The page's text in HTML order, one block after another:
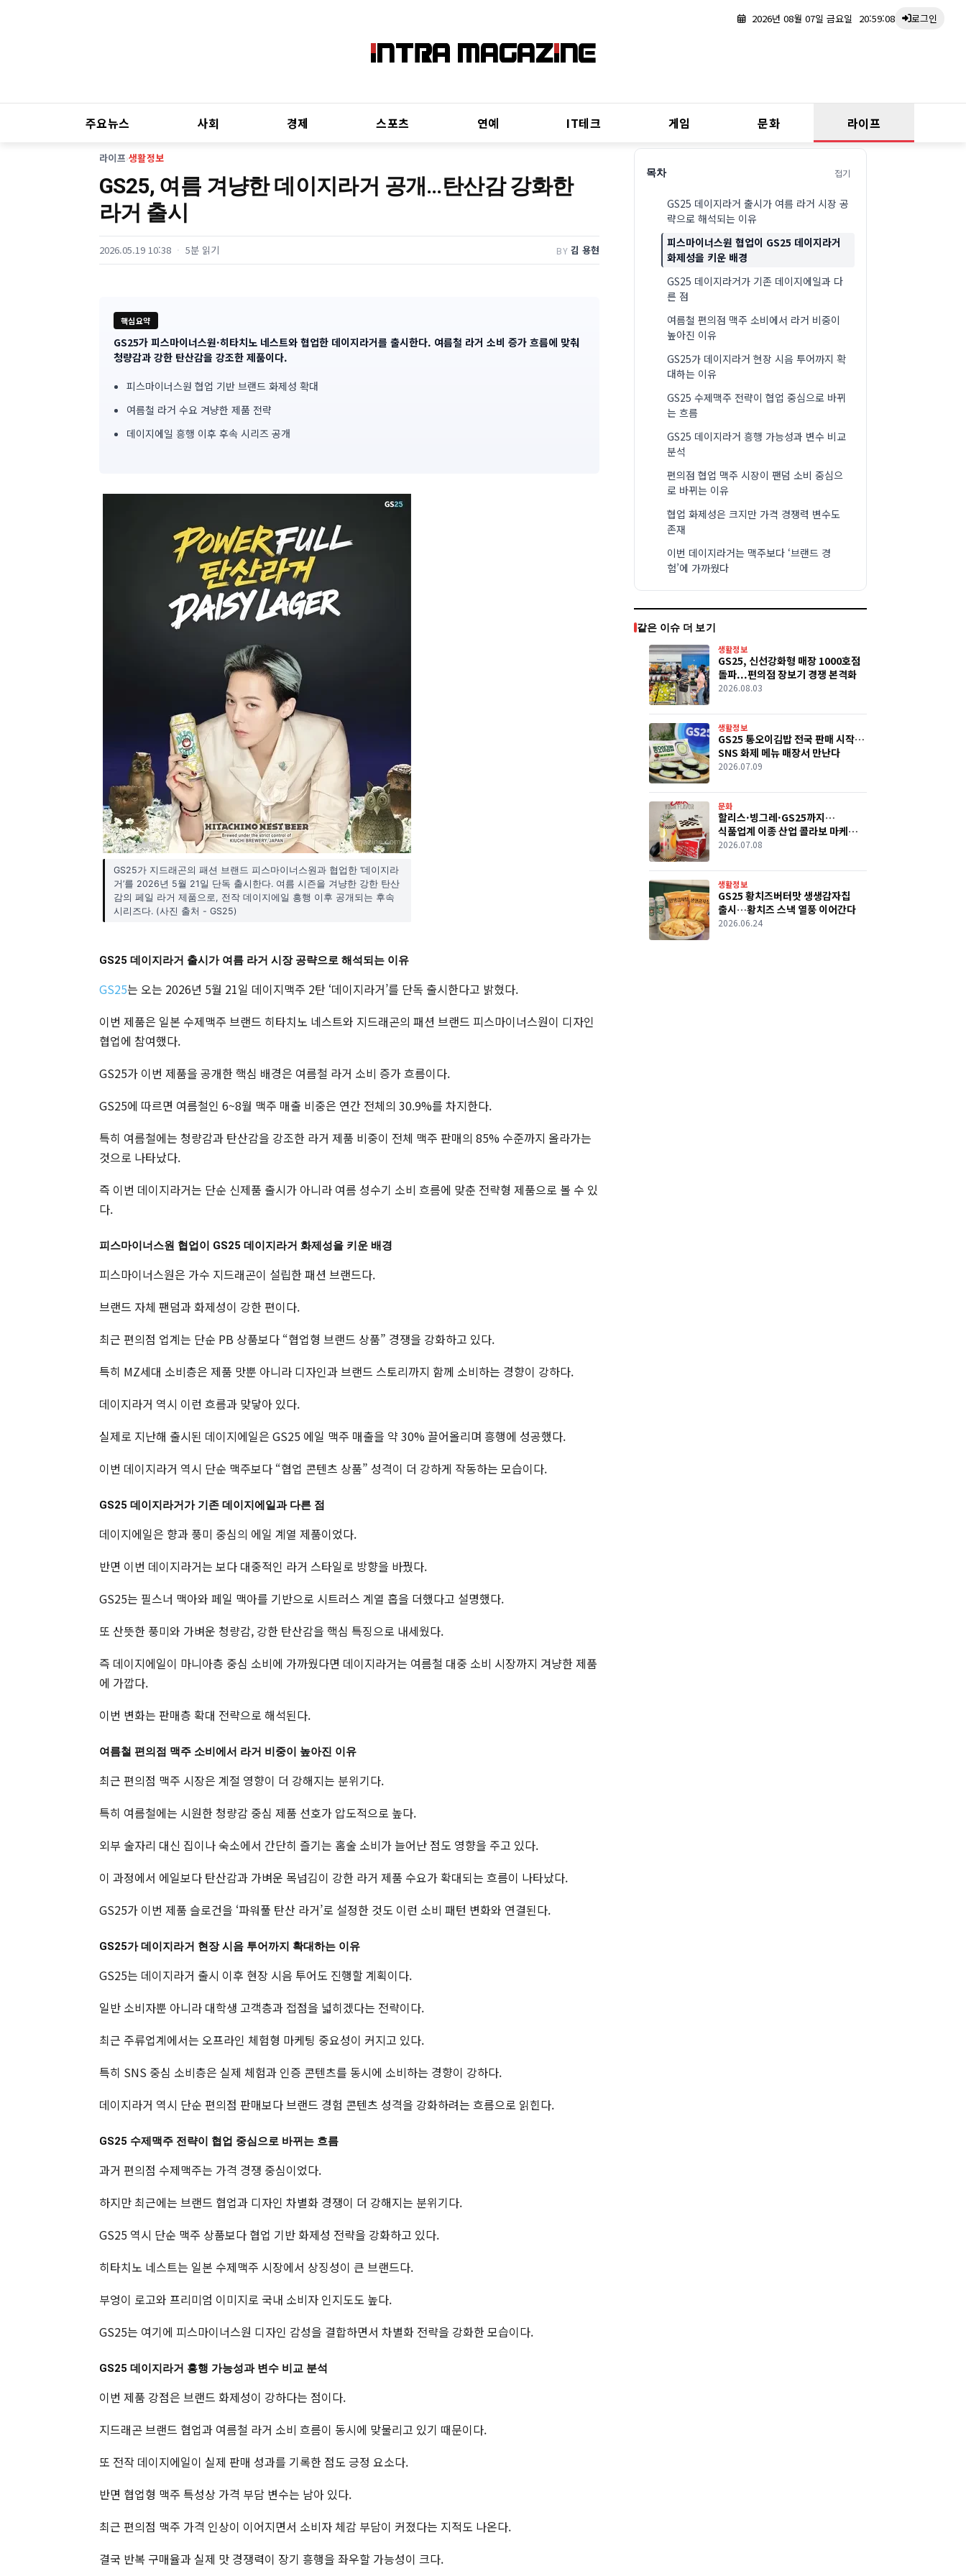
2026년 08월 07일 금요일 20:59:09 로그인
주요뉴스 사회 경제 스포츠 연예 IT테크 게임 문화 라이프
라이프›생활정보
GS25, 여름 겨냥한 데이지라거 공개…탄산감 강화한
라거 출시
2026.05.19 10:38 5분 읽기 BY 김 용현
핵심요약
기
심
GS25가 피스마이너스원·히타치노 네스트와 협업한 데이지라거를 출시한다. 여름철 라거 소비 증가 흐름에 맞춰
청량감과 강한 탄산감을 강조한 제품이다.
피스마이너스원 협업 기반 브랜드 화제성 확대
여름철 라거 수요 겨냥한 제품 전략
데이지에일 흥행 이후 후속 시리즈 공개
GS25가 지드래곤의 패션 브랜드 피스마이너스원과 협업한 ‘데이지라
거’를 2026년 5월 21일 단독 출시한다. 여름 시즌을 겨냥한 강한 탄산
감의 페일 라거 제품으로, 전작 데이지에일 흥행 이후 공개되는 후속
시리즈다. (사진 출처 - GS25)
GS25 데이지라거 출시가 여름 라거 시장 공략으로 해석되는 이유
GS25는 오는 2026년 5월 21일 데이지맥주 2탄 ‘데이지라거’를 단독 출시한다고 밝혔다.
이번 제품은 일본 수제맥주 브랜드 히타치노 네스트와 지드래곤의 패션 브랜드 피스마이너스원이 디자인
협업에 참여했다.
GS25가 이번 제품을 공개한 핵심 배경은 여름철 라거 소비 증가 흐름이다.
GS25에 따르면 여름철인 6~8월 맥주 매출 비중은 연간 전체의 30.9%를 차지한다.
특히 여름철에는 청량감과 탄산감을 강조한 라거 제품 비중이 전체 맥주 판매의 85% 수준까지 올라가는
것으로 나타났다.
즉 이번 데이지라거는 단순 신제품 출시가 아니라 여름 성수기 소비 흐름에 맞춘 전략형 제품으로 볼 수 있
다.
피스마이너스원 협업이 GS25 데이지라거 화제성을 키운 배경
피스마이너스원은 가수 지드래곤이 설립한 패션 브랜드다.
브랜드 자체 팬덤과 화제성이 강한 편이다.
최근 편의점 업계는 단순 PB 상품보다 “협업형 브랜드 상품” 경쟁을 강화하고 있다.
특히 MZ세대 소비층은 제품 맛뿐 아니라 디자인과 브랜드 스토리까지 함께 소비하는 경향이 강하다.
데이지라거 역시 이런 흐름과 맞닿아 있다.
실제로 지난해 출시된 데이지에일은 GS25 에일 맥주 매출을 약 30% 끌어올리며 흥행에 성공했다.
이번 데이지라거 역시 단순 맥주보다 “협업 콘텐츠 상품” 성격이 더 강하게 작동하는 모습이다.
GS25 데이지라거가 기존 데이지에일과 다른 점
데이지에일은 향과 풍미 중심의 에일 계열 제품이었다.
반면 이번 데이지라거는 보다 대중적인 라거 스타일로 방향을 바꿨다.
GS25는 필스너 맥아와 페일 맥아를 기반으로 시트러스 계열 홉을 더했다고 설명했다.
또 산뜻한 풍미와 가벼운 청량감, 강한 탄산감을 핵심 특징으로 내세웠다.
즉 데이지에일이 마니아층 중심 소비에 가까웠다면 데이지라거는 여름철 대중 소비 시장까지 겨냥한 제품
에 가깝다.
이번 변화는 판매층 확대 전략으로 해석된다.
여름철 편의점 맥주 소비에서 라거 비중이 높아진 이유
최근 편의점 맥주 시장은 계절 영향이 더 강해지는 분위기다.
특히 여름철에는 시원한 청량감 중심 제품 선호가 압도적으로 높다.
외부 술자리 대신 집이나 숙소에서 간단히 즐기는 홈술 소비가 늘어난 점도 영향을 주고 있다.
이 과정에서 에일보다 탄산감과 가벼운 목넘김이 강한 라거 제품 수요가 확대되는 흐름이 나타났다.
GS25가 이번 제품 슬로건을 ‘파워풀 탄산 라거’로 설정한 것도 이런 소비 패턴 변화와 연결된다.
GS25가 데이지라거 현장 시음 투어까지 확대하는 이유
GS25는 데이지라거 출시 이후 현장 시음 투어도 진행할 계획이다.
일반 소비자뿐 아니라 대학생 고객층과 접점을 넓히겠다는 전략이다.
최근 주류업계에서는 오프라인 체험형 마케팅 중요성이 커지고 있다.
특히 SNS 중심 소비층은 실제 체험과 인증 콘텐츠를 동시에 소비하는 경향이 강하다.
데이지라거 역시 단순 편의점 판매보다 브랜드 경험 콘텐츠 성격을 강화하려는 흐름으로 읽힌다.
GS25 수제맥주 전략이 협업 중심으로 바뀌는 흐름
과거 편의점 수제맥주는 가격 경쟁 중심이었다.
하지만 최근에는 브랜드 협업과 디자인 차별화 경쟁이 더 강해지는 분위기다.
GS25 역시 단순 맥주 상품보다 협업 기반 화제성 전략을 강화하고 있다.
히타치노 네스트는 일본 수제맥주 시장에서 상징성이 큰 브랜드다.
부엉이 로고와 프리미엄 이미지로 국내 소비자 인지도도 높다.
GS25는 여기에 피스마이너스원 디자인 감성을 결합하면서 차별화 전략을 강화한 모습이다.
GS25 데이지라거 흥행 가능성과 변수 비교 분석
이번 제품 강점은 브랜드 화제성이 강하다는 점이다.
지드래곤 브랜드 협업과 여름철 라거 소비 흐름이 동시에 맞물리고 있기 때문이다.
또 전작 데이지에일이 실제 판매 성과를 기록한 점도 긍정 요소다.
반면 협업형 맥주 특성상 가격 부담 변수는 남아 있다.
최근 편의점 맥주 가격 인상이 이어지면서 소비자 체감 부담이 커졌다는 지적도 나온다.
결국 반복 구매율과 실제 맛 경쟁력이 장기 흥행을 좌우할 가능성이 크다.
목차 접기
GS25 데이지라거 출시가 여름 라거 시장 공
략으로 해석되는 이유
피스마이너스원 협업이 GS25 데이지라거
화제성을 키운 배경
GS25 데이지라거가 기존 데이지에일과 다
른 점
여름철 편의점 맥주 소비에서 라거 비중이
높아진 이유
GS25가 데이지라거 현장 시음 투어까지 확
대하는 이유
GS25 수제맥주 전략이 협업 중심으로 바뀌
는 흐름
GS25 데이지라거 흥행 가능성과 변수 비교
분석
편의점 협업 맥주 시장이 팬덤 소비 중심으
로 바뀌는 이유
협업 화제성은 크지만 가격 경쟁력 변수도
존재
이번 데이지라거는 맥주보다 ‘브랜드 경
험’에 가까웠다
같은 이슈 더 보기
생활정보
GS25, 신선강화형 매장 1000호점
돌파...편의점 장보기 경쟁 본격화
2026.08.03
생활정보
GS25 통오이김밥 전국 판매 시작…
SNS 화제 메뉴 매장서 만난다
2026.07.09
문화
할리스·빙그레·GS25까지…
식품업계 이종 산업 콜라보 마케팅
경쟁
2026.07.08
생활정보
GS25 황치즈버터맛 생생감자칩
출시…황치즈 스낵 열풍 이어간다
2026.06.24